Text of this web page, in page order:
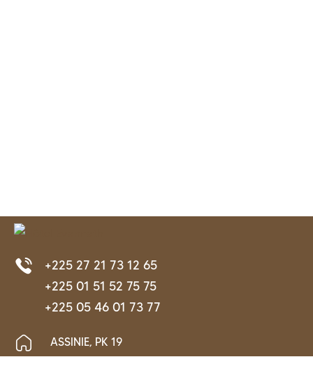
+225 27 21 73 12 65
+225 01 51 52 75 75
+225 05 46 01 73 77
ASSINIE, PK 19